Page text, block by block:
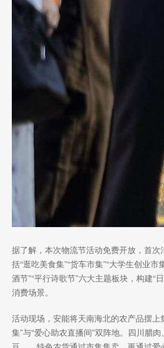
据了解，本次物流节活动免费开放，首
括“逛吃美食集”“货车市集”“大学生创业市
酒节”“平行诗歌节”六大主题板块，构建“
消费场景。
活动现场，安能将天南海北的农产品摆上
集”与“爱心助农直播间”双阵地。四川腊